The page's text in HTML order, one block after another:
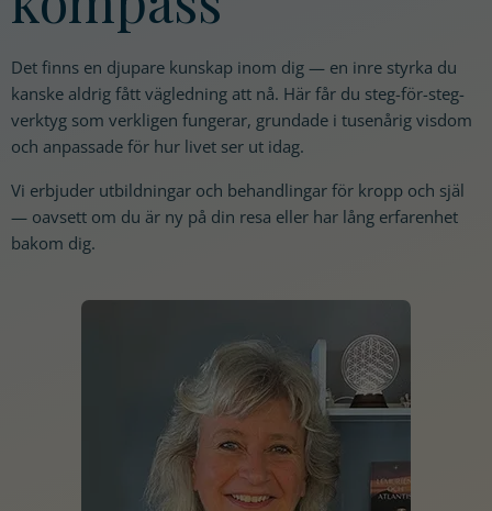
Det finns en djupare kunskap inom dig — en inre styrka du
kanske aldrig fått vägledning att nå. Här får du steg-för-steg-
verktyg som verkligen fungerar, grundade i tusenårig visdom
och anpassade för hur livet ser ut idag.
Vi erbjuder utbildningar och behandlingar för kropp och själ
— oavsett om du är ny på din resa eller har lång erfarenhet
bakom dig.